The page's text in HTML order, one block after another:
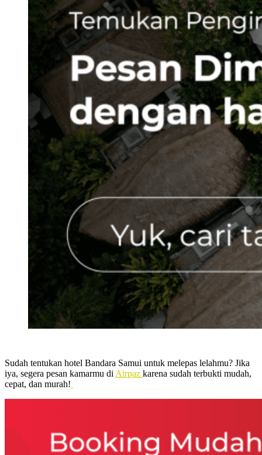
Sudah tentukan hotel Bandara Samui untuk melepas lelahmu? Jika
iya, segera pesan kamarmu di Airpaz karena sudah terbukti mudah,
cepat, dan murah!